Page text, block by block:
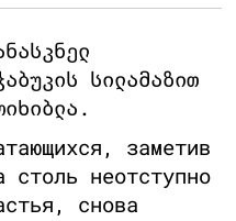
სილამაზით
заметив
столь неотступно
снова